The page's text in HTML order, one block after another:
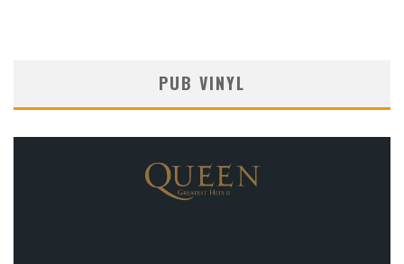
PUB VINYL